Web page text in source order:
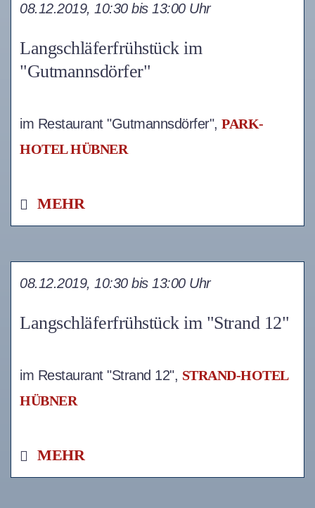
Langschläferfrühstück im
"Gutmannsdörfer"
08.12.2019, 10:30 bis 13:00 Uhr
im Restaurant "Gutmannsdörfer", PARK-
HOTEL HÜBNER
MEHR
Langschläferfrühstück im "Strand 12"
08.12.2019, 10:30 bis 13:00 Uhr
im Restaurant "Strand 12", STRAND-HOTEL
HÜBNER
MEHR